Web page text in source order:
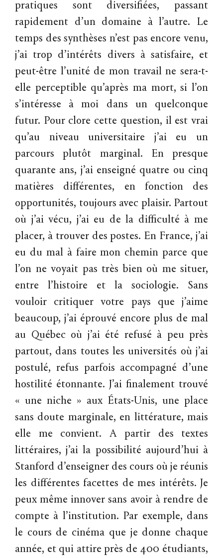
pratiques sont diversifiées, passant
rapidement d’un domaine à l’autre. Le
temps des synthèses n’est pas encore venu,
j’ai trop d’intérêts divers à satisfaire, et
peut-être l’unité de mon travail ne sera-t-
elle perceptible qu’après ma mort, si l’on
s’intéresse à moi dans un quelconque
futur. Pour clore cette question, il est vrai
qu’au niveau universitaire j’ai eu un
parcours plutôt marginal. En presque
quarante ans, j’ai enseigné quatre ou cinq
matières différentes, en fonction des
opportunités, toujours avec plaisir. Partout
où j’ai vécu, j’ai eu de la difficulté à me
placer, à trouver des postes. En France, j’ai
eu du mal à faire mon chemin parce que
l’on ne voyait pas très bien où me situer,
entre l’histoire et la sociologie. Sans
vouloir critiquer votre pays que j’aime
beaucoup, j’ai éprouvé encore plus de mal
au Québec où j’ai été refusé à peu près
partout, dans toutes les universités où j’ai
postulé, refus parfois accompagné d’une
hostilité étonnante. J’ai finalement trouvé
« une niche » aux États-Unis, une place
sans doute marginale, en littérature, mais
elle me convient. A partir des textes
littéraires, j’ai la possibilité aujourd’hui à
Stanford d’enseigner des cours où je réunis
les différentes facettes de mes intérêts. Je
peux même innover sans avoir à rendre de
compte à l’institution. Par exemple, dans
le cours de cinéma que je donne chaque
année, et qui attire près de 400 étudiants,